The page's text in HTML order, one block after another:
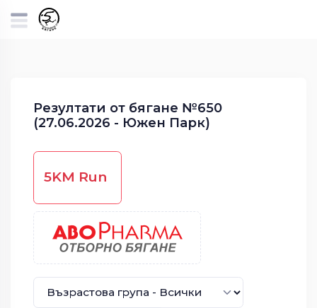
Резултати от бягане №650
(27.06.2026 - Южен Парк)
5KM Run